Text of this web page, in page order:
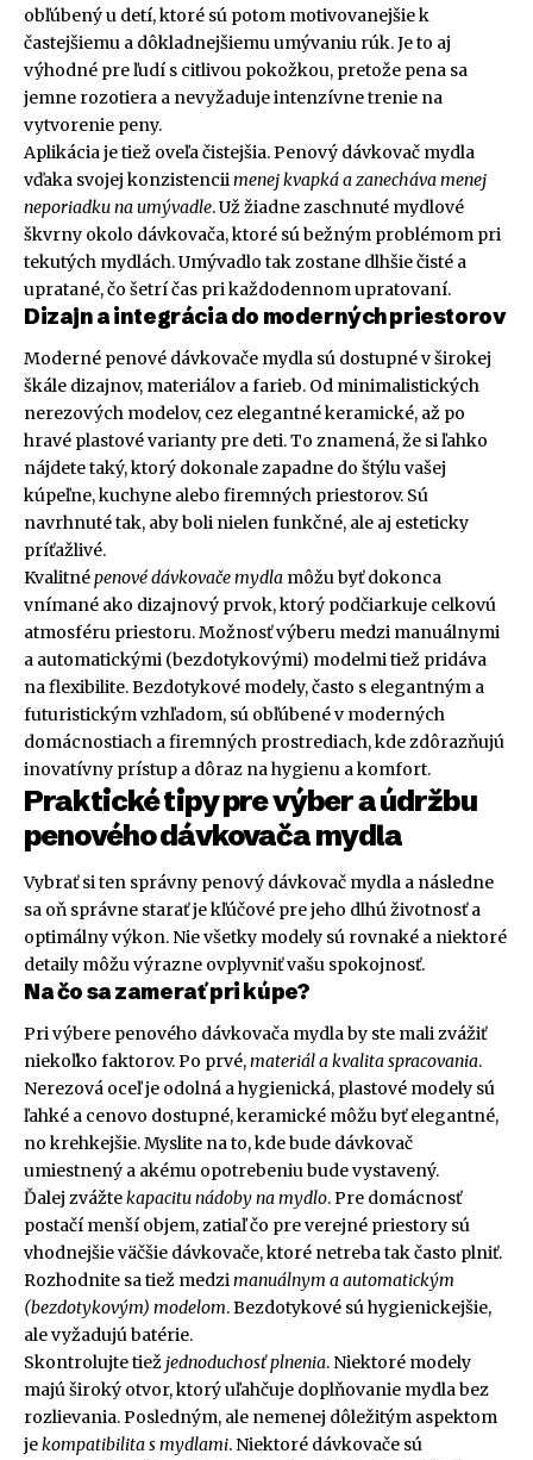
obľúbený u detí, ktoré sú potom motivovanejšie k
častejšiemu a dôkladnejšiemu umývaniu rúk. Je to aj
výhodné pre ľudí s citlivou pokožkou, pretože pena sa
jemne rozotiera a nevyžaduje intenzívne trenie na
vytvorenie peny.
Aplikácia je tiež oveľa čistejšia. Penový dávkovač mydla
vďaka svojej konzistenciimenej kvapká a zanecháva menej
neporiadku na umývadle. Už žiadne zaschnuté mydlové
škvrny okolo dávkovača, ktoré sú bežným problémom pri
tekutých mydlách. Umývadlo tak zostane dlhšie čisté a
upratané, čo šetrí čas pri každodennom upratovaní.
Dizajn a integrácia do moderných priestorov
Moderné penové dávkovače mydla sú dostupné v širokej
škále dizajnov, materiálov a farieb. Od minimalistických
nerezových modelov, cez elegantné keramické, až po
hravé plastové varianty pre deti. To znamená, že si ľahko
nájdete taký, ktorý dokonale zapadne do štýlu vašej
kúpeľne, kuchyne alebo firemných priestorov. Sú
navrhnuté tak, aby boli nielen funkčné, ale aj esteticky
príťažlivé.
Kvalitnépenové dávkovače mydla môžu byť dokonca
vnímané ako dizajnový prvok, ktorý podčiarkuje celkovú
atmosféru priestoru. Možnosť výberu medzi manuálnymi
a automatickými (bezdotykovými) modelmi tiež pridáva
na flexibilite. Bezdotykové modely, často s elegantným a
futuristickým vzhľadom, sú obľúbené v moderných
domácnostiach a firemných prostrediach, kde zdôrazňujú
inovatívny prístup a dôraz na hygienu a komfort.
Praktické tipy pre výber a údržbu
penového dávkovača mydla
Vybrať si ten správny penový dávkovač mydla a následne
sa oň správne starať je kľúčové pre jeho dlhú životnosť a
optimálny výkon. Nie všetky modely sú rovnaké a niektoré
detaily môžu výrazne ovplyvniť vašu spokojnosť.
Na čo sa zamerať pri kúpe?
Pri výbere penového dávkovača mydla by ste mali zvážiť
niekoľko faktorov. Po prvé,materiál a kvalita spracovania.
Nerezová oceľ je odolná a hygienická, plastové modely sú
ľahké a cenovo dostupné, keramické môžu byť elegantné,
no krehkejšie. Myslite na to, kde bude dávkovač
umiestnený a akému opotrebeniu bude vystavený.
Ďalej zvážtekapacitu nádoby na mydlo. Pre domácnosť
postačí menší objem, zatiaľ čo pre verejné priestory sú
vhodnejšie väčšie dávkovače, ktoré netreba tak často plniť.
Rozhodnite sa tiež medzimanuálnym a automatickým
(bezdotykovým) modelom. Bezdotykové sú hygienickejšie,
ale vyžadujú batérie.
Skontrolujte tiež jednoduchosť plnenia. Niektoré modely
majú široký otvor, ktorý uľahčuje doplňovanie mydla bez
rozlievania. Posledným, ale nemenej dôležitým aspektom
jekompatibilita s mydlami. Niektoré dávkovače sú